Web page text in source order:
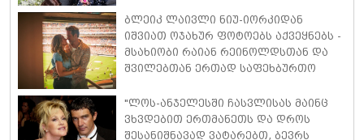
საკულტო სტილი გაახსენა
ბლეიკ ლაივლი ნიუ-იორკიდან
იშვიათ ოჯახურ ფოტოებს აქვეყნებს -
მსახიობი რაიან რეინოლდსთან და
შვილებთან ერთად საფეხბურთო
"ლოს-ანჯელესში ჩასვლისას მაინც
ვხვდებით ერთმანეთს და დროს
შესანიშნავად ვატარებთ, ბევრს